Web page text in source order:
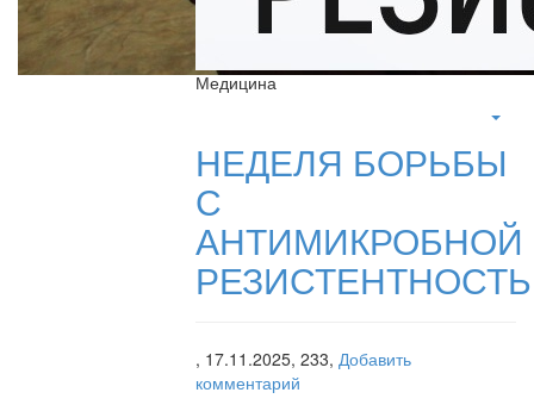
Медицина
НЕДЕЛЯ БОРЬБЫ
С
АНТИМИКРОБНОЙ
, 17.11.2025, 233, Добавить
комментарий